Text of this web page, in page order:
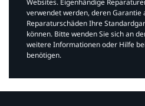
Websites. Eigenhändige
verwendet werden, deren Garantie
Reparaturschäden Ihre
können. Bitte wenden Sie sich an
weitere Informationen oder Hilfe
benötigen.​